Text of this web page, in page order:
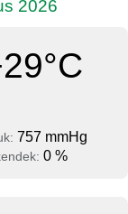
2026
757 mmHg
0 %